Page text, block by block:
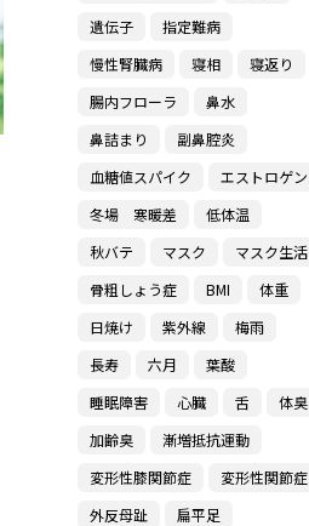
遺伝子
指定難病
慢性腎臓病
寝相
寝返り
腸内フローラ
鼻水
鼻詰まり
副鼻腔炎
血糖値スパイク
エストロゲン
冬場 寒暖差
低体温
秋バテ
マスク
マスク生活
骨粗しょう症
BMI
体重
日焼け
紫外線
梅雨
長寿
六月
葉酸
睡眠障害
心臓 舌
体臭
加齢臭
漸増抵抗運動
変形性膝関節症
変形性関節症
外反母趾
扁平足